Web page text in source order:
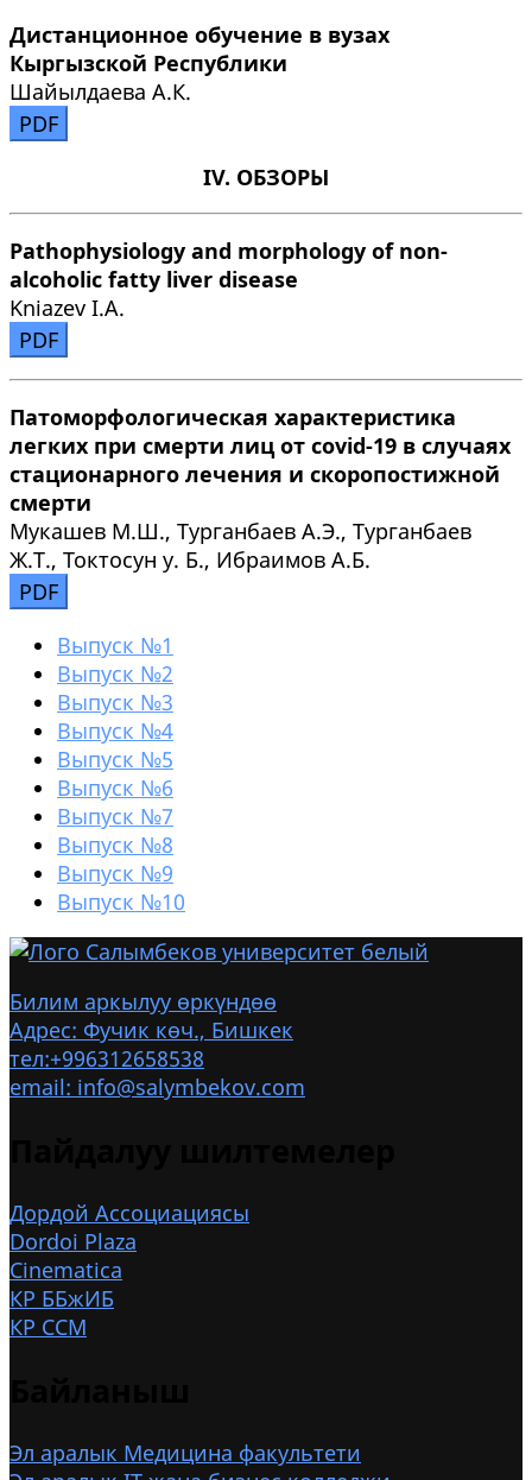
Дистанционное обучение в вузах
Кыргызской Республики
Шайылдаева А.К.
PDF
IV. ОБЗОРЫ
Pathophysiology and morphology of non-
alcoholic fatty liver disease
Kniazev I.A.
PDF
Патоморфологическая характеристика
легких при смерти лиц от covid-19 в случаях
стационарного лечения и скоропостижной
смерти
Мукашев М.Ш., Турганбаев А.Э., Турганбаев
Ж.Т., Токтосун у. Б., Ибраимов А.Б.
PDF
Выпуск №1
Выпуск №2
Выпуск №3
Выпуск №4
Выпуск №5
Выпуск №6
Выпуск №7
Выпуск №8
Выпуск №9
Выпуск №10
Билим аркылуу өркүндөө
Адрес: Фучик көч., Бишкек
тел:+996312658538
email: info@salymbekov.com
Дордой Ассоциациясы
Dordoi Plaza
Cinematica
КР ББжИБ
КР ССМ
Эл аралык Медицина факультети